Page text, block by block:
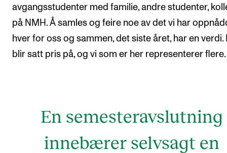
avgangsstudenter med familie, andre studenter,
på NMH. Å samles og feire noe av det vi har
hver for oss og sammen, det siste året, har en verdi.
blir satt pris på, og vi som er her representerer flere.
En semesteravslutning
innebærer selvsagt en